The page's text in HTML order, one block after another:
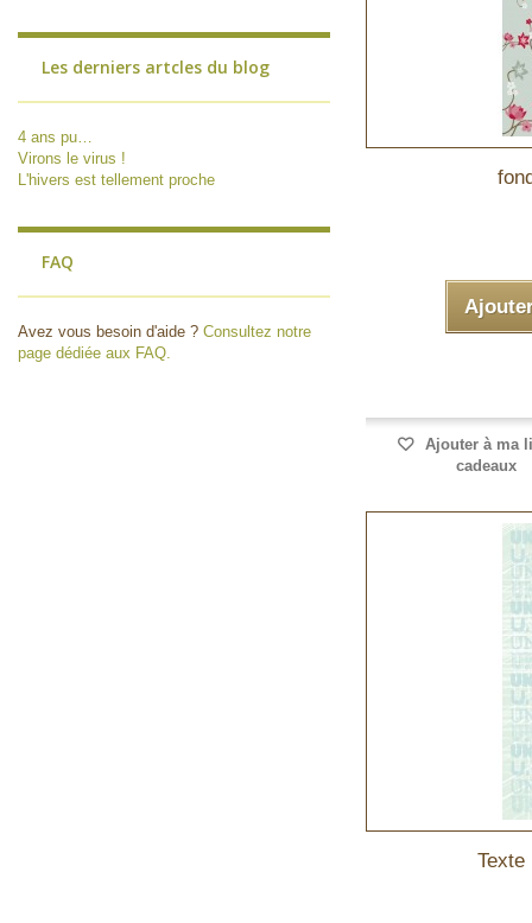
Les derniers artcles du blog
4 ans pu…
Virons le virus !
L'hivers est tellement proche
FAQ
Avez vous besoin d'aide ? Consultez notre
page dédiée aux FAQ.
Ajouter à ma
cadeaux
Texte